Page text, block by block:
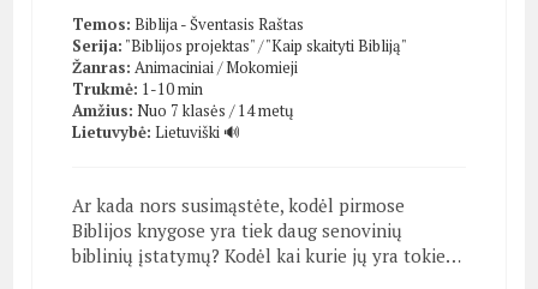
Temos: Biblija - Šventasis Raštas
Serija: "Biblijos projektas"/"Kaip skaityti Bibliją"
Žanras: Animaciniai/Mokomieji
Trukmė: 1-10 min
Amžius: Nuo 7 klasės / 14 metų
Lietuvybė: Lietuviški 🔊
Ar kada nors susimąstėte, kodėl pirmose
Biblijos knygose yra tiek daug senovinių
biblinių įstatymų? Kodėl kai kurie jų yra tokie…